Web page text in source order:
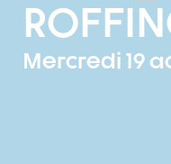
Mercredi 19